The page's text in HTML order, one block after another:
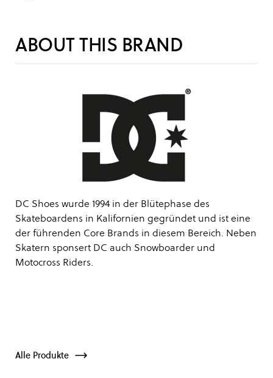
ABOUT THIS BRAND
DC Shoes wurde 1994 in der Blütephase des
Skateboardens in Kalifornien gegründet und ist eine
der führenden Core Brands in diesem Bereich. Neben
Skatern sponsert DC auch Snowboarder und
Motocross Riders.
Alle Produkte